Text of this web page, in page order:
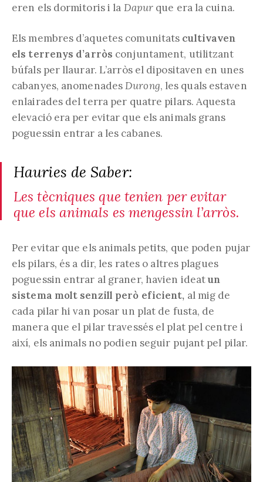
eren els dormitoris i la Dapur que era la cuina.
Els membres d’aquetes comunitats cultivaven
els terrenys d’arròs conjuntament, utilitzant
búfals per llaurar. L’arròs el dipositaven en unes
cabanyes, anomenadesDurong, les quals estaven
enlairades del terra per quatre pilars. Aquesta
elevació era per evitar que els animals grans
poguessin entrar a les cabanes.
Hauries de Saber:
Les tècniques que tenien per evitar
que els animals es mengessin l’arròs.
Per evitar que els animals petits, que poden pujar
els pilars, és a dir, les rates o altres plagues
poguessin entrar al graner, havien ideatun
sistema molt senzill però eficient, al mig de
cada pilar hi van posar un plat de fusta, de
manera que el pilar travessés el plat pel centre i
així, els animals no podien seguir pujant pel pilar.